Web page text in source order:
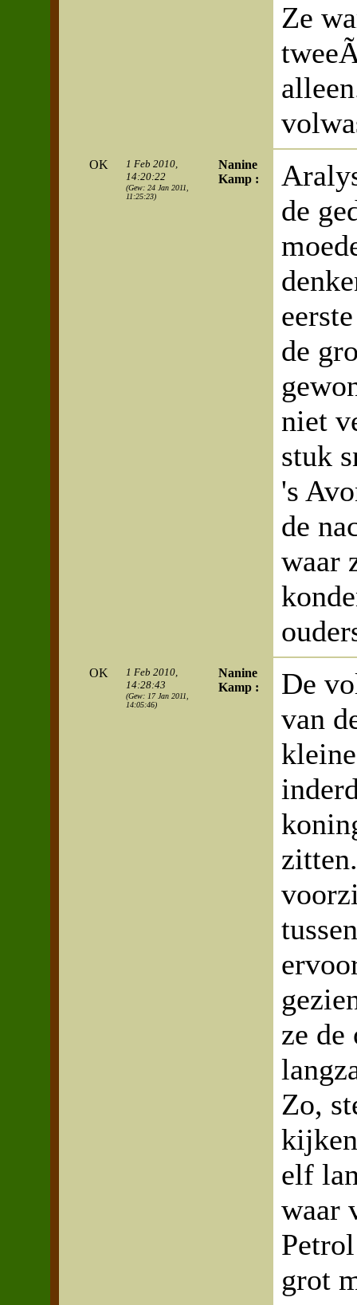
Ze
OK
1 Feb 2010,
14:20:22
(Gew: 24 Jan 2011,
11:25:23)
Nanine
Kamp :
de
de
niet
stuk
's
de
waar
OK
1 Feb 2010,
14:28:43
(Gew: 17 Jan 2011,
14:05:46)
Nanine
Kamp :
De
van
ze de
Zo,
elf
waar
grot